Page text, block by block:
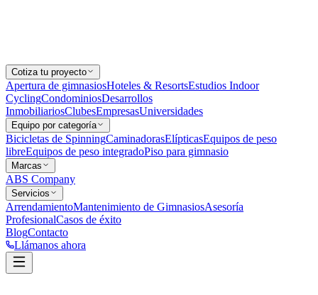
Cotiza tu proyecto
Apertura de gimnasiosHoteles & ResortsEstudios Indoor
CyclingCondominiosDesarrollos
InmobiliariosClubesEmpresasUniversidades
Equipo por categoría
Bicicletas de SpinningCaminadorasElípticasEquipos de peso
libreEquipos de peso integradoPiso para gimnasio
Marcas
ABS Company
Servicios
ArrendamientoMantenimiento de GimnasiosAsesoría
ProfesionalCasos de éxito
BlogContacto
Llámanos ahora